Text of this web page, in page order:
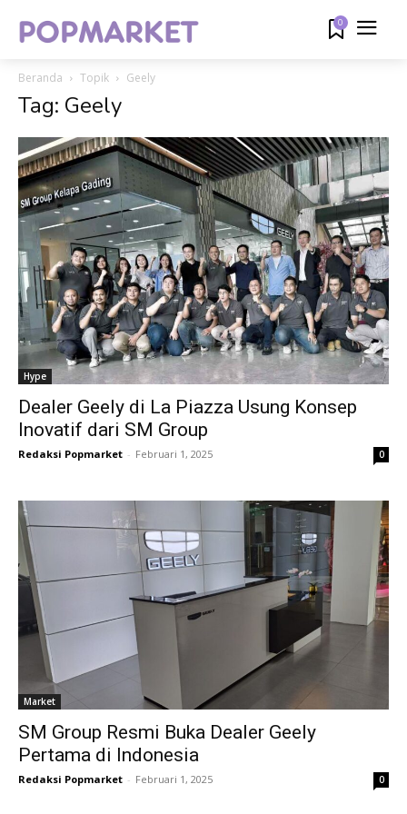
0
Beranda Topik Geely
Tag: Geely
Hype
Dealer Geely di La Piazza Usung Konsep
Inovatif dari SM Group
Redaksi Popmarket - Februari 1, 2025 0
Market
SM Group Resmi Buka Dealer Geely
Pertama di Indonesia
Redaksi Popmarket - Februari 1, 2025 0